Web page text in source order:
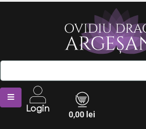
Login 0,00 lei